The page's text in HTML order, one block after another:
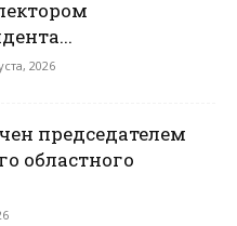
2026
председателем
областного